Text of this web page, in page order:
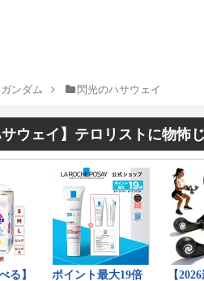
ガンダム 閃光のハサウェイ
サウェイ】テロリストに物